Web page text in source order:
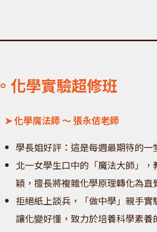
。化學實驗超修班
➤ 化學魔法師 ～ 張永佶老師
學長姐好評：這是每週最期待的一
北一女學生口中的「魔法大師」
穎，擅長將複雜化學原理轉化為直
拒絕紙上談兵，「做中學」親手實
讓化變好懂，致力於培養科學素養